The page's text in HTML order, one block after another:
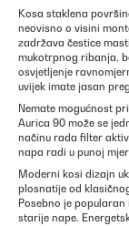
Kosa staklena
neovisno o visini
zadržava čestice
mukotrpnog ribanja,
osvjetljenje
uvijek imate jasan
Nemate mogućnost
Aurica 90 može se
načinu rada filter
napa radi u punoj
Moderni kosi dizajn
plosnatije od
Posebno je
starije nape.